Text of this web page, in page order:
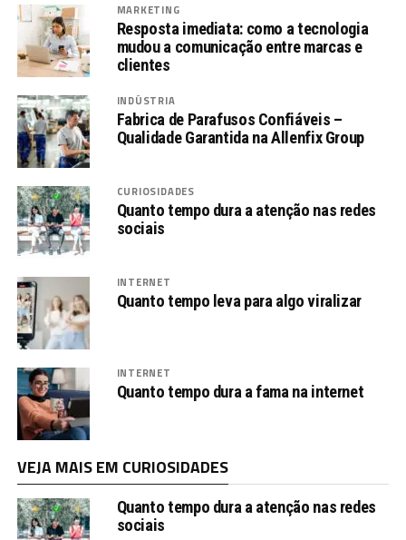
MARKETING
Resposta imediata: como a tecnologia
mudou a comunicação entre marcas e
clientes
INDÚSTRIA
Fabrica de Parafusos Confiáveis –
Qualidade Garantida na Allenfix Group
CURIOSIDADES
Quanto tempo dura a atenção nas redes
sociais
INTERNET
Quanto tempo leva para algo viralizar
INTERNET
Quanto tempo dura a fama na internet
VEJA MAIS EM CURIOSIDADES
Quanto tempo dura a atenção nas redes
sociais